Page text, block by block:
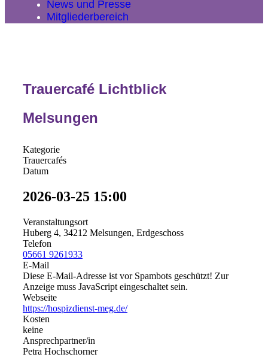
News und Presse
Mitgliederbereich
Trauercafé Lichtblick
Melsungen
Kategorie
Trauercafés
Datum
2026-03-25 15:00
Veranstaltungsort
Huberg 4, 34212 Melsungen, Erdgeschoss
Telefon
05661 9261933
E-Mail
Diese E-Mail-Adresse ist vor Spambots geschützt! Zur
Anzeige muss JavaScript eingeschaltet sein.
Webseite
https://hospizdienst-meg.de/
Kosten
keine
Ansprechpartner/in
Petra Hochschorner